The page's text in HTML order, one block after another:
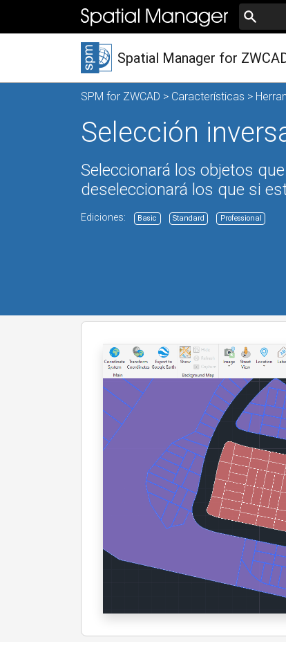
Spatial Manager for
SPM for ZWCAD > Características >
Selección
Seleccionará los objetos
deseleccionará los que si
Ediciones: Basic Standard Professional